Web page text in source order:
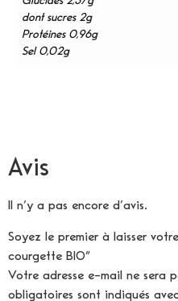
dont sucres 2g
Protéines 0,96g
Sel 0,02g
Avis
Il n’y a pas encore d’avis.
Soyez le premier à laisser
courgette BIO”
Votre adresse e-mail ne sera
obligatoires sont indiqués